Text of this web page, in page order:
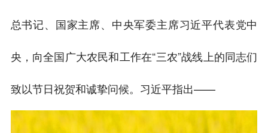
总书记、国家主席、中央军委主席习近平代表党中
央，向全国广大农民和工作在“三农”战线上的同志们
致以节日祝贺和诚挚问候。习近平指出——